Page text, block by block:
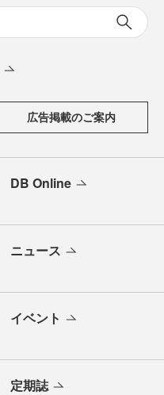
広告掲載のご案内
DB Online
ニュース
イベント
定期誌